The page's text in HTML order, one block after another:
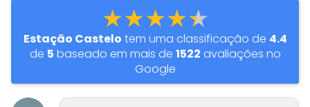
★★★★★
Estação Castelo tem uma classificação de 4.4
de 5 baseado em mais de 1522 avaliações no
Google